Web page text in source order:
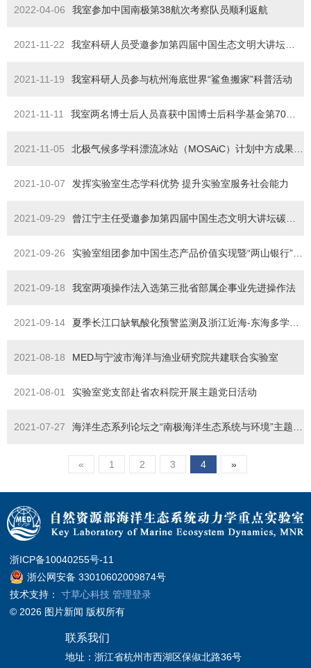
2022-04-06 我室参加中国南极第38航次考察队员顺利返航
2021-11-22
2021-11-19 我室科研人员参与杭州海底世界“鲨鱼搬家”科普活动
2021-11-11
2021-11-05
2021-10-07 发挥实验室生态学科优势 提升实验室服务社会能力
2021-09-29
2021-09-26
2021-09-18 我室两项操作法入选第三批省部属企事业先进操作法
2021-09-14
2021-08-18 MED与宁波市海洋与渔业研究院共建联合实验室
2021-08-01 实验室党支部赴省农科院开展主题党日活动
2021-07-27
« 1 2 3 4 »
浙ICP备10040255号-11
浙公网安备 33010602009874号
技术支持：寸草心科技 管理登录
© 2026 图片新闻 版权所有
联系我们
地址：浙江省杭州市西湖区保俶北路36号